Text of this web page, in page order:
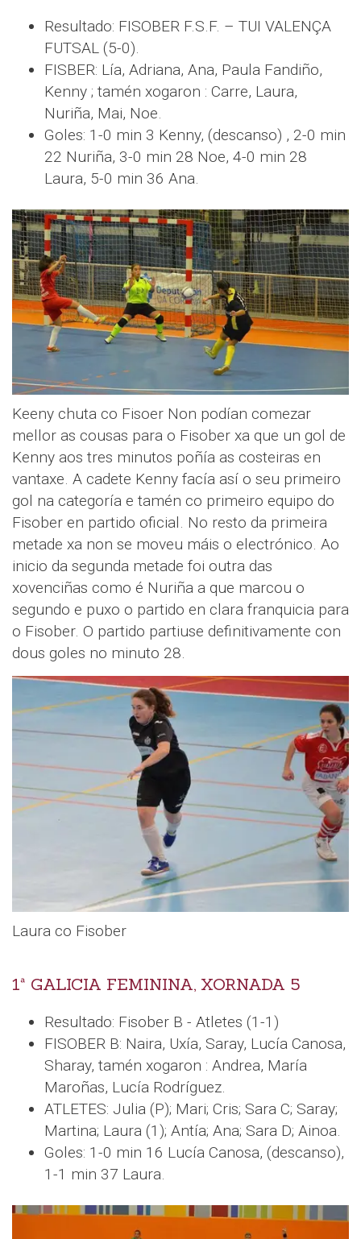
Resultado: FISOBER F.S.F. – TUI VALENÇA
FUTSAL (5-0).
FISBER: Lía, Adriana, Ana, Paula Fandiño,
Kenny ; tamén xogaron : Carre, Laura,
Nuriña, Mai, Noe.
Goles: 1-0 min 3 Kenny, (descanso) , 2-0 min
22 Nuriña, 3-0 min 28 Noe, 4-0 min 28
Laura, 5-0 min 36 Ana.
Keeny chuta co Fisoer Non podían comezar
mellor as cousas para o Fisober xa que un gol de
Kenny aos tres minutos poñía as costeiras en
vantaxe. A cadete Kenny facía así o seu primeiro
gol na categoría e tamén co primeiro equipo do
Fisober en partido oficial. No resto da primeira
metade xa non se moveu máis o electrónico. Ao
inicio da segunda metade foi outra das
xovenciñas como é Nuriña a que marcou o
segundo e puxo o partido en clara franquicia para
o Fisober. O partido partiuse definitivamente con
dous goles no minuto 28.
Laura co Fisober
1ª GALICIA FEMININA, XORNADA 5
Resultado: Fisober B - Atletes (1-1)
FISOBER B: Naira, Uxía, Saray, Lucía Canosa,
Sharay, tamén xogaron : Andrea, María
Maroñas, Lucía Rodríguez.
ATLETES: Julia (P); Mari; Cris; Sara C; Saray;
Martina; Laura (1); Antía; Ana; Sara D; Ainoa.
Goles: 1-0 min 16 Lucía Canosa, (descanso),
1-1 min 37 Laura.